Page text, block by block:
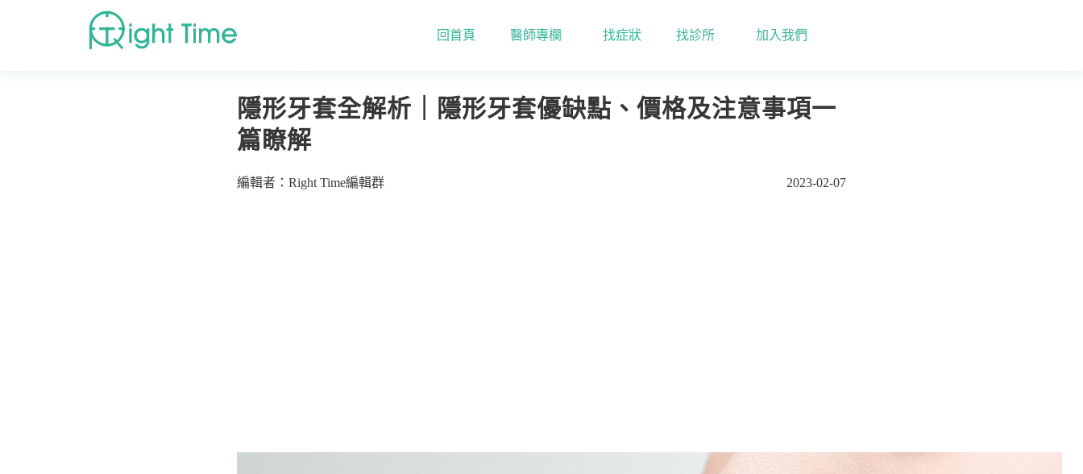
回首頁 醫師專欄 找症狀 找診所 加入我們
隱形牙套全解析｜隱形牙套優缺點、價格及注意事項一
篇瞭解
編輯者：Right Time編輯群 2023-02-07